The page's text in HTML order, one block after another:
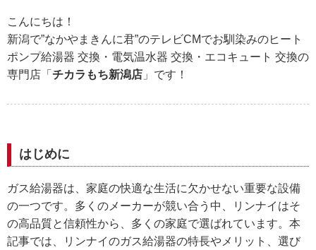
こんにちは！
新潟で”なかやまきんに君”のテレビCMでお馴染みのヒート
ポンプ給湯器 交換・電気温水器 交換・エコキュート 交換の
専門店「 チカラもち新潟店 」です！
はじめに
ガス給湯器は、家庭の快適な生活に欠かせない重要な設備
の一つです。多くのメーカーが競い合う中、リンナイはそ
の高品質と信頼性から、多くの家庭で選ばれています。本
記事では、リンナイのガス給湯器の特長やメリット、選び